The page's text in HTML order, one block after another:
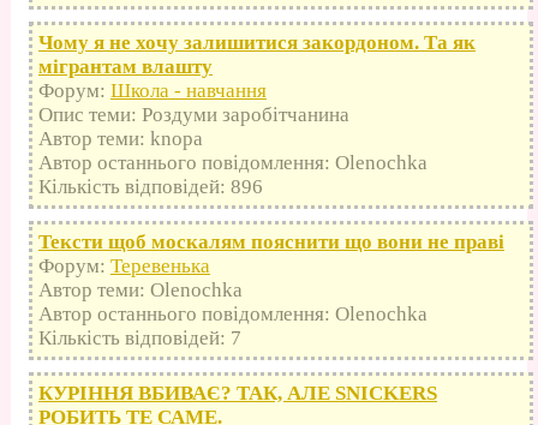
Чому я не хочу залишитися закордоном. Та як
мігрантам влашту
Форум: Школа - навчання
Опис теми: Роздуми заробітчанина
Автор теми: knopa
Автор останнього повідомлення: Olenochka
Кількість відповідей: 896
Тексти щоб москалям пояснити що вони не праві
Форум: Теревенька
Автор теми: Olenochka
Автор останнього повідомлення: Olenochka
Кількість відповідей: 7
КУРІННЯ ВБИВАЄ? ТАК, АЛЕ SNICKERS
РОБИТЬ ТЕ САМЕ.